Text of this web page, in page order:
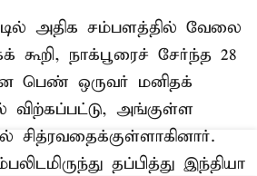
அதிக சம்பளத்தில் வேலை
கூறி, நாக்பூரைச் சேர்ந்த 28
பெண் ஒருவர் மனிதக்
விற்கப்பட்டு, அங்குள்ள
சித்ரவதைக்குள்ளாகினார்.
தப்பித்து இந்தியா